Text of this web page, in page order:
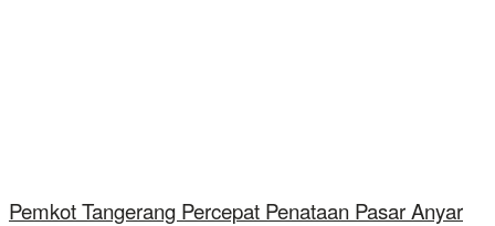
Pemkot Tangerang Percepat Penataan Pasar Anyar